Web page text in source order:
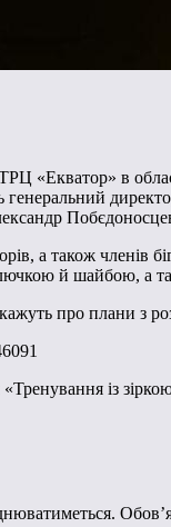
«Екватор» в
а також членів
й шайбою, а
про плани з
із